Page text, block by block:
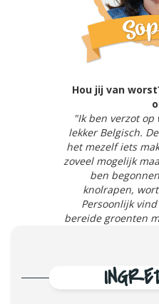
Hou jij van
"Ik ben verzot
lekker Belgisch.
het mezelf iets
zoveel mogelijk
ben
knolrapen,
Persoonlijk
bereide groenten